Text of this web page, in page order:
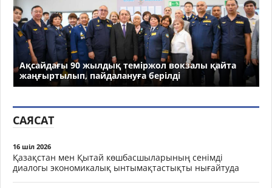
Ақсайдағы 90 жылдық теміржол вокзалы қайта
жаңғыртылып, пайдалануға берілді
САЯСАТ
16 шіл 2026
Қазақстан мен Қытай көшбасшыларының сенімді
диалогы экономикалық ынтымақтастықты нығайтуда